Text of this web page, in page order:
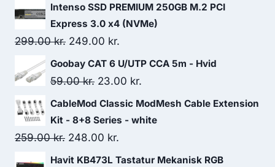
Intenso SSD PREMIUM 250GB M.2 PCI
Express 3.0 x4 (NVMe)
299.00kr. Original
price
was:
249.00 kr.
price
is:
Goobay CAT 6 U/UTP CCA 5m - Hvid
59.00kr. Original
price
was:
59.00 kr..
23.00 kr.
price
is:
CableMod Classic ModMesh Cable Extension
Kit - 8+8 Series - white
259.00kr. Original
price
248.00 kr.
price
Havit KB473L Tastatur Mekanisk RGB